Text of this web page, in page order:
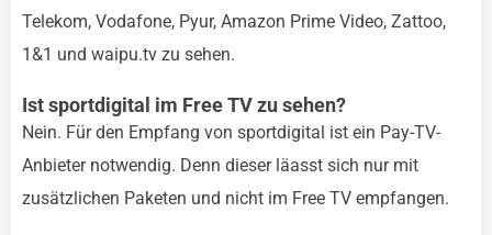
Telekom, Vodafone, Pyur, Amazon Prime Video, Zattoo,
1&1 und waipu.tv zu sehen.
Ist sportdigital im Free TV zu sehen?
Nein. Für den Empfang von sportdigital ist ein Pay-TV-
Anbieter notwendig. Denn dieser läasst sich nur mit
zusätzlichen Paketen und nicht im Free TV empfangen.